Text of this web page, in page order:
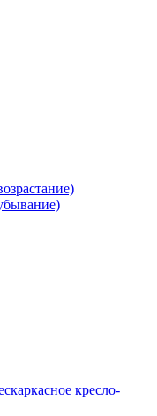
кресло-